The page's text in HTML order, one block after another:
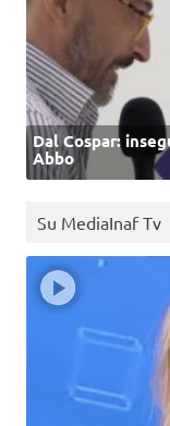
Dal Cospar:
Abbo
Su MediaInaf Tv